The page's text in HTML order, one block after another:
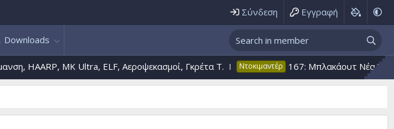
Σύνδεση Εγγραφή
Downloads
HAARP, MK Ultra, ELF, Αεροψεκασμοί, Γκρέτα T. Ντοκιμαντέρ 167: Μπλακάουτ Nέα Υόρκη